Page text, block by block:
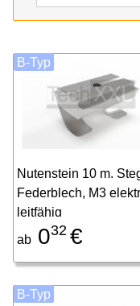
Nutenstein 10 m.
Federblech, M3
leitfähig
ab 032 €
B-Typ
B-Typ